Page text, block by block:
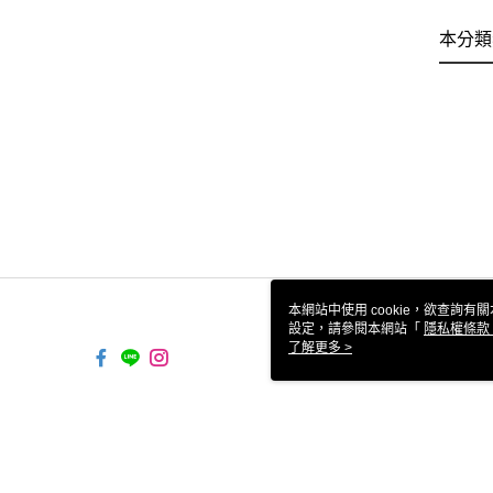
本分
本網站中使用 cookie，欲查詢有
設定，請參閱本網站「 隱私權條款
使用 cookie。
了解更多 >